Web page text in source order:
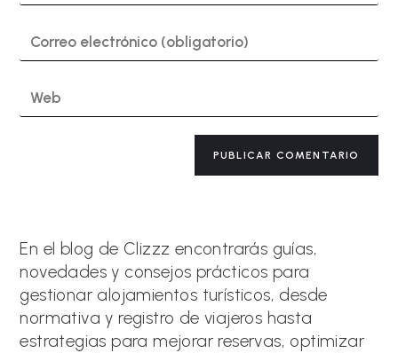
nombre
nombre
de
para
dirección
correo
electrónico
URL
a
i
v
e
:
En el blog de Clizzz encontrarás guías,
novedades y consejos prácticos para
gestionar alojamientos turísticos, desde
normativa y registro de viajeros hasta
estrategias para mejorar reservas, optimizar